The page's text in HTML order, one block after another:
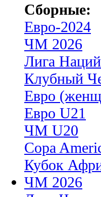
Сборные:
Евро-2024
ЧМ 2026
Лига
Клубный
Евро
Евро U21
ЧМ U20
Copa
Кубок
ЧМ 2026